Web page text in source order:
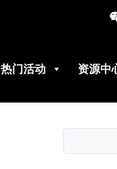
热门活动 资源中